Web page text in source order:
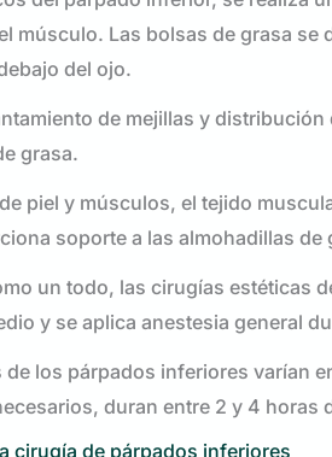
músculo. Las bolsas de grasa
del ojo.
de mejillas y
grasa.
piel y músculos, el tejido
soporte a las almohadillas de
un todo, las cirugías estéticas
y se aplica anestesia general
los párpados inferiores varían
duran entre 2 y 4 horas
cirugía de párpados inferiores